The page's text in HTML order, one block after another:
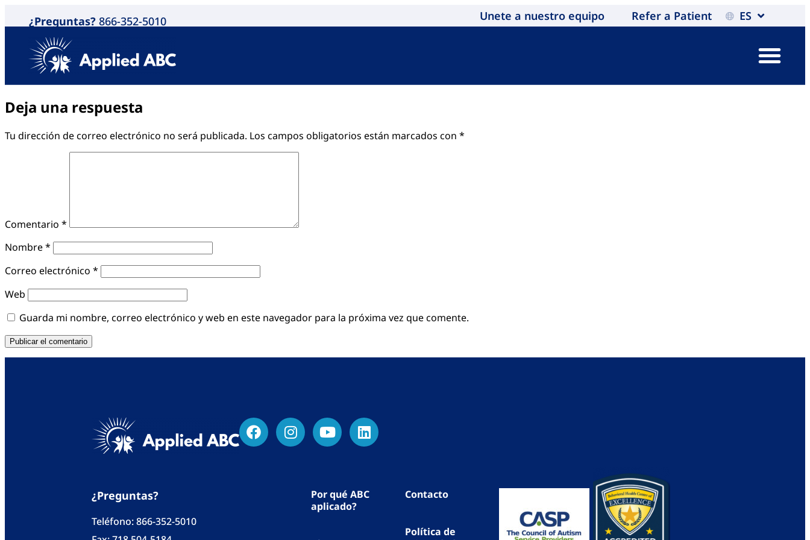
¿Preguntas? 866-352-5010 Unete a nuestro equipo Refer a Patient ES
Deja una respuesta
Tu dirección de correo electrónico no será publicada. Los campos obligatorios están marcados con *
Comentario *
Nombre*
Correo electrónico *
Web
Guarda mi nombre, correo electrónico y web en este navegador para la próxima vez que comente.
¿Preguntas?
Teléfono:866-352-5010
Por qué ABC
aplicado?
Contacto
Política de